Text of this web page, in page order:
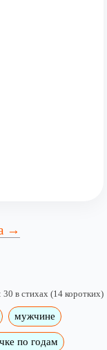
→
в стихах (14 коротких)
мужчине
по годам